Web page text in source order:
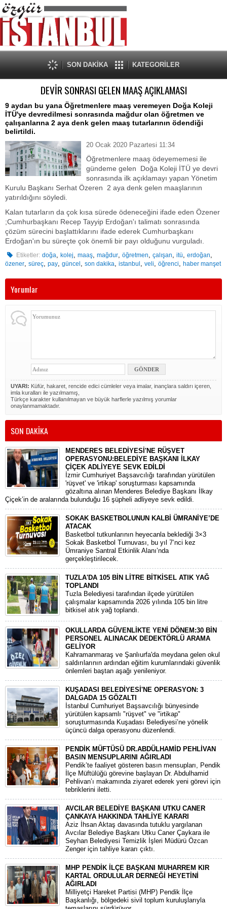
SON DAKİKA KATEGORİLER
DEVİR SONRASI GELEN MAAŞ AÇIKLAMASI
9 aydan bu yana Öğretmenlere maaş veremeyen Doğa Koleji
İTÜ'ye devredilmesi sonrasında mağdur olan öğretmen ve
çalışanlarına 2 aya denk gelen maaş tutarlarının ödendiği
belirtildi.
20 Ocak 2020 Pazartesi 11:34
Öğretmenlere maaş ödeyememesi ile
gündeme gelen Doğa Koleji İTÜ ye devri
sonrasında ilk açıklamayı yapan Yönetim
Kurulu Başkanı Serhat Özeren 2 aya denk gelen maaşlarının
yatırıldığını söyledi.
Kalan tutarların da çok kısa sürede ödeneceğini ifade eden Özener
;Cumhurbaşkanı Recep Tayyip Erdoğan'ı talimatı sonrasında
çözüm sürecini başlattıklarını ifade ederek Cumhurbaşkanı
Erdoğan'ın bu süreçte çok önemli bir payı olduğunu vurguladı.
Etiketler: doğa,kolej,maaş,mağdur,öğretmen,çalışan,itü,erdoğan,
özener, süreç, pay, güncel , son dakika, istanbul , veli, öğrenci, haber manşet
Yorumlar
UYARI: Küfür, hakaret, rencide edici cümleler veya imalar, inançlara saldırı içeren,
imla kuralları ile yazılmamış,
Türkçe karakter kullanılmayan ve büyük harflerle yazılmış yorumlar
onaylanmamaktadır.
SON DAKİKA
MENDERES BELEDİYESİ'NE RÜŞVET
OPERASYONU:BELEDİYE BAŞKANI İLKAY
ÇİÇEK ADLİYEYE SEVK EDİLDİ
​İzmir Cumhuriyet Başsavcılığı tarafından yürütülen
'rüşvet' ve 'irtikap' soruşturması kapsamında
gözaltına alınan Menderes Belediye Başkanı İlkay
Çiçek’in de aralarında bulunduğu 16 şüpheli adliyeye sevk edildi.
SOKAK BASKETBOLUNUN KALBİ ÜMRANİYE’DE
ATACAK
Basketbol tutkunlarının heyecanla beklediği 3×3
Sokak Basketbol Turnuvası, bu yıl 7’nci kez
Ümraniye Santral Etkinlik Alanı’nda
gerçekleştirilecek.
TUZLA'DA 105 BİN LİTRE BİTKİSEL ATIK YAĞ
TOPLANDI
Tuzla Belediyesi tarafından ilçede yürütülen
çalışmalar kapsamında 2026 yılında 105 bin litre
bitkisel atık yağ toplandı.
OKULLARDA GÜVENLİKTE YENİ DÖNEM:30 BİN
PERSONEL ALINACAK DEDEKTÖRLÜ ARAMA
GELİYOR
​Kahramanmaraş ve Şanlıurfa'da meydana gelen okul
saldırılarının ardından eğitim kurumlarındaki güvenlik
önlemleri baştan aşağı yenileniyor.
KUŞADASI BELEDİYESİ'NE OPERASYON: 3
DALGADA 15 GÖZALTI
​İstanbul Cumhuriyet Başsavcılığı bünyesinde
yürütülen kapsamlı "rüşvet" ve "irtikap"
soruşturmasında Kuşadası Belediyesi’ne yönelik
üçüncü dalga operasyonu düzenlendi.
PENDİK MÜFTÜSÜ DR.ABDÜLHAMİD PEHLİVAN
BASIN MENSUPLARINI AĞIRLADI
​Pendik’te faaliyet gösteren basın mensupları, Pendik
İlçe Müftülüğü görevine başlayan Dr. Abdulhamid
Pehlivan’ı makamında ziyaret ederek yeni görevi için
tebriklerini iletti.
AVCILAR BELEDİYE BAŞKANI UTKU CANER
ÇANKAYA HAKKINDA TAHLİYE KARARI
​Aziz İhsan Aktaş davasında tutuklu yargılanan
Avcılar Belediye Başkanı Utku Caner Çaykara ile
Seyhan Belediyesi Temizlik İşleri Müdürü Özcan
Zenger için tahliye kararı çıktı.
MHP PENDİK İLÇE BAŞKANI MUHARREM KIR
KARTAL ORDULULAR DERNEĞİ HEYETİNİ
AĞIRLADI
​Milliyetçi Hareket Partisi (MHP) Pendik İlçe
Başkanlığı, bölgedeki sivil toplum kuruluşlarıyla